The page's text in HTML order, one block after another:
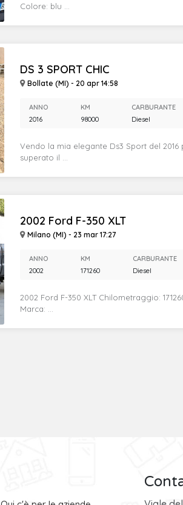
Colore: blu ...
DS 3 SPORT CHIC
Bollate (MI) - 20 apr 14:58
Vendo la mia elegante Ds3 Sport del
superato il ...
ANNO
2016
KM
98000
CARBURANTE
Diesel
2002 Ford F-350 XLT
Milano (MI) - 23 mar 17:27
2002 Ford F-350 XLT Chilometraggio:
Marca: ...
ANNO
2002
KM
171260
CARBURANTE
Diesel